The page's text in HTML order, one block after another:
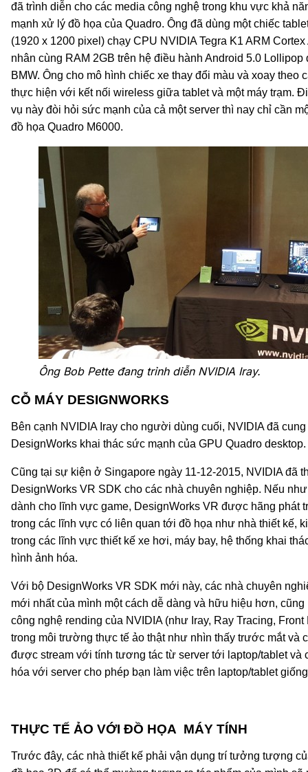
đã trình diễn cho các media công nghệ trong khu vực khả
mạnh xử lý đồ họa của Quadro. Ông đã dùng một chiếc
(1920 x 1200 pixel) chạy CPU NVIDIA Tegra K1 ARM
nhân cùng RAM 2GB trên hệ điều hành Android 5.0
BMW. Ông cho mô hình chiếc xe thay đổi màu và xoay theo
thực hiện với kết nối wireless giữa tablet và một máy trạm.
vụ này đòi hỏi sức mạnh của cả một server thì nay chỉ cần
đồ họa Quadro M6000.
Ông Bob Pette đang trỉnh diễn NVIDIA Iray.
CỖ MÁY DESIGNWORKS
Bên cạnh NVIDIA Iray cho người dùng cuối, NVIDIA đã
DesignWorks khai thác sức mạnh của GPU Quadro desktop.
Cũng tại sự kiện ở Singapore ngày 11-12-2015, NVIDIA đã
DesignWorks VR SDK cho các nhà chuyên nghiệp. Nếu
dành cho lĩnh vực game, DesignWorks VR được hãng phát
trong các lĩnh vực có liên quan tới đồ họa như nhà thiết kế,
trong các lĩnh vực thiết kế xe hơi, máy bay, hệ thống khai
hình ảnh hóa.
Với bộ DesignWorks VR SDK mới này, các nhà chuyên
mới nhất của mình một cách dễ dàng và hữu hiệu hơn,
công nghệ rending của NVIDIA (như Iray, Ray Tracing,
trong môi trường thực tế ảo thật như nhìn thấy trước mắt và
được stream với tính tương tác từ server tới laptop/tablet và
hóa với server cho phép bạn làm việc trên laptop/tablet
THỰC TẾ ẢO VỚI ĐỒ HỌA MÁY TÍNH
Trước đây, các nhà thiết kế phải vận dụng trí tưởng tượng